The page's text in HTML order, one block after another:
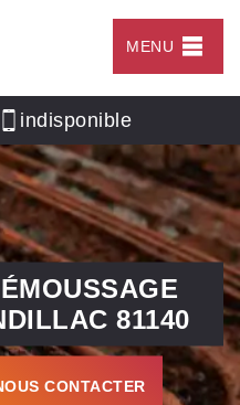
MENU
indisponible
81140
CONTACTER